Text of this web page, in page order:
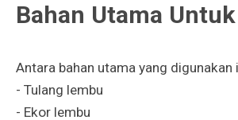
Bahan Utama
Antara bahan utama yang digunakan
- Tulang lembu
- Ekor lembu